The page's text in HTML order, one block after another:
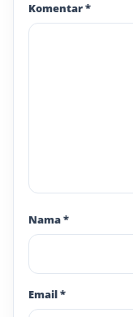
Komentar*
Nama*
Email*